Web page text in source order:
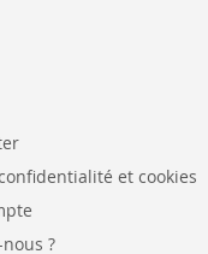
et cookies
?